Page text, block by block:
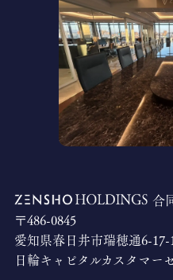
合
〒486-0845
愛知県春日井市瑞穂通6-17-
日輪キャピタルカスタマー